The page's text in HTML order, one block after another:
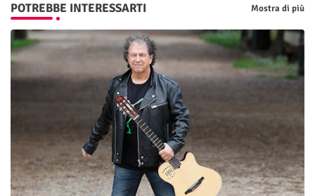
POTREBBE INTERESSARTI Mostra di più